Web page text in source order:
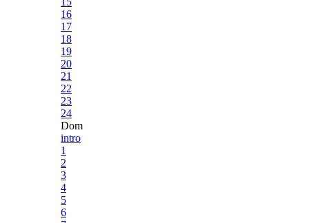
16
17
18
19
20
21
22
23
24
Dom
intro
1
2
3
4
5
6